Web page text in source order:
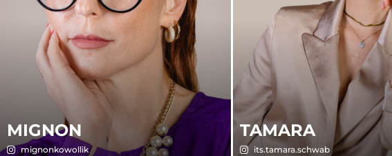
MIGNON
mignonkowollik
TAMARA
its.tamara.schwab